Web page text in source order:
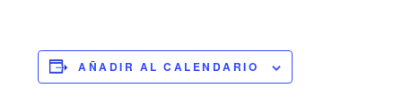
AÑADIR AL CALENDARIO